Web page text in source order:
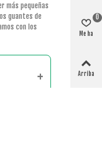
más pequeñas
guantes de
con los
Me ha
0
Arriba